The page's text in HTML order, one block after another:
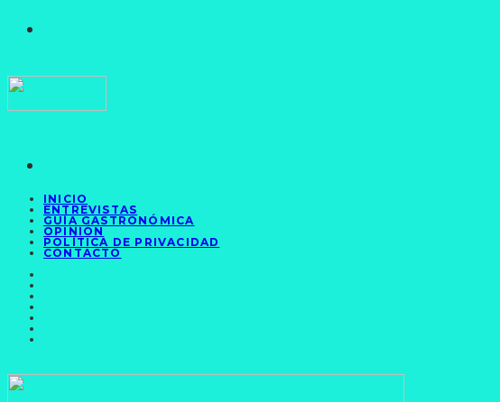
INICIO
ENTREVISTAS
GUÍA GASTRONÓMICA
OPINIÓN
POLÍTICA DE PRIVACIDAD
CONTACTO